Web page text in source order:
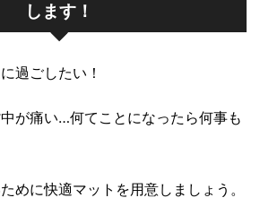
します！
過ごしたい！
が痛い…何てことになったら何事も
めに快適マットを用意しましょう。